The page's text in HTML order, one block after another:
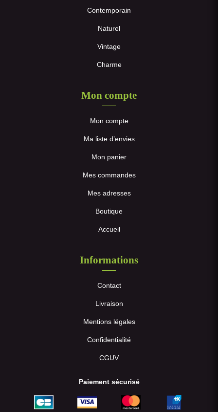
Contemporain
Naturel
Vintage
Charme
Mon compte
Mon compte
Ma liste d’envies
Mon panier
Mes commandes
Mes adresses
Boutique
Accueil
Informations
Contact
Livraison
Mentions légales
Confidentialité
CGUV
Paiement sécurisé